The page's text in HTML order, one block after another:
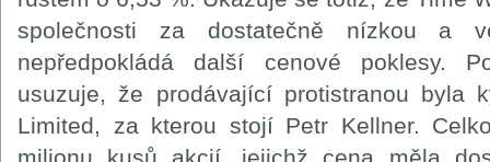
společnosti za dostatečně nízkou a
nepředpokládá další cenové poklesy.
usuzuje, že prodávající protistranou byla
Limited, za kterou stojí Petr Kellner.
milionu kusů akcií, jejichž cena měla